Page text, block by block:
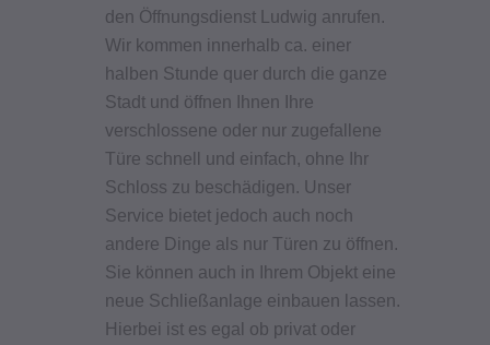
den Öffnungsdienst Ludwig anrufen.
Wir kommen innerhalb ca. einer
halben Stunde quer durch die ganze
Stadt und öffnen Ihnen Ihre
verschlossene oder nur zugefallene
Türe schnell und einfach, ohne Ihr
Schloss zu beschädigen. Unser
Service bietet jedoch auch noch
andere Dinge als nur Türen zu öffnen.
Sie können auch in Ihrem Objekt eine
neue Schließanlage einbauen lassen.
Hierbei ist es egal ob privat oder